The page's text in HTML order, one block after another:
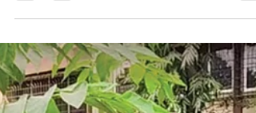
मुंबईच्या विकासाचा 'अँग्री यंग मॅन' ते 'व्हिजनरी लीडर'; अमित
साटम यांचा धडाडीचा प्रवास ● मुंबई भाजपाध्यक्ष म्हणून
स्वीकारल्यापासून अमित साटम यांनी पक्ष संघटनेत चैतन्य फुंकले
आहे. ‘मुंबईचा विकास हाच आमचा एकमेव अजेंडा’ असे म्हणत